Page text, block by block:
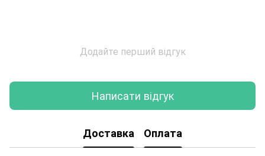
Додайте перший відгук
Написати відгук
Доставка Оплата